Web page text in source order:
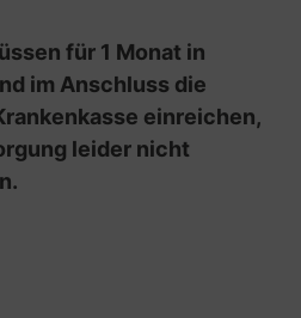
für 1 Monat in
im Anschluss die
einreichen,
leider nicht